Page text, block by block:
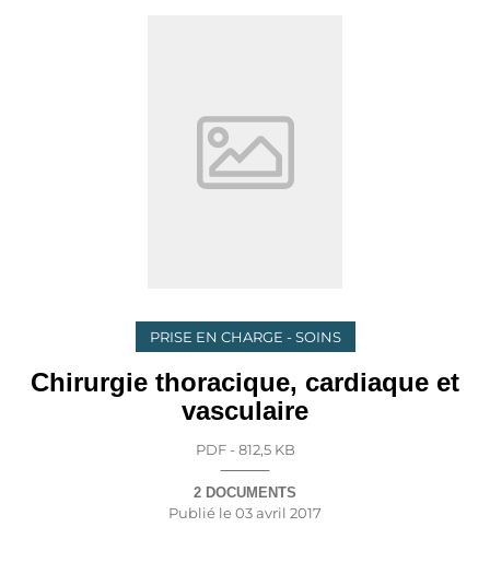
PRISE EN CHARGE - SOINS
Chirurgie thoracique, cardiaque et
vasculaire
PDF - 812,5 KB
2 DOCUMENTS
Publié le03 avril 2017